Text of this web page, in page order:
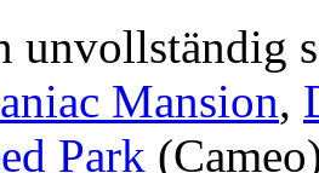
unvollständig
Mansion,
Park